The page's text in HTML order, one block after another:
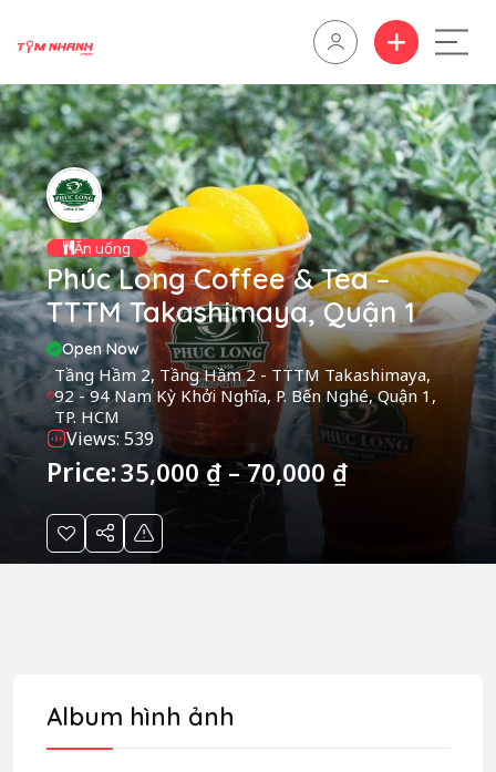
Ăn uống
Phúc Long Coffee & Tea –
TTTM Takashimaya, Quận 1
Open Now
Tầng Hầm 2, Tầng Hầm 2 - TTTM Takashimaya,
92 - 94 Nam Kỳ Khởi Nghĩa, P. Bến Nghé, Quận 1,
TP. HCM
Views: 539
Price:35,000 ₫ – 70,000 ₫
Album hình ảnh